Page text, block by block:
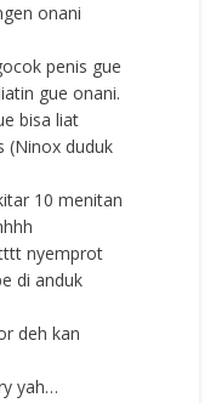
onani
penis gue
gue onani.
bisa liat
(Ninox duduk
10 menitan
nyemprot
di anduk
deh kan
yah…